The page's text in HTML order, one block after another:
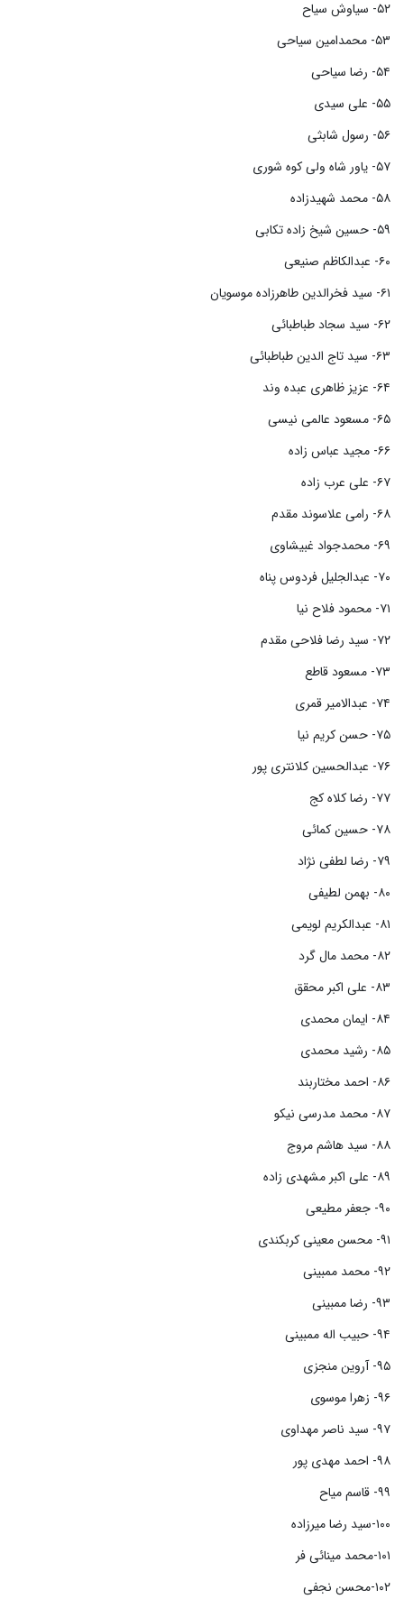
۵۲- سیاوش سیاح
۵۳- محمدامین سیاحی
۵۴- رضا سیاحی
۵۵- علی سیدی
۵۶- رسول شابثی
۵۷- یاور شاه ولی کوه شوری
۵۸- محمد شهیدزاده
۵۹- حسین شیخ زاده تکابی
۶۰- عبدالکاظم صنیعی
۶۱- سید فخرالدین طاهرزاده موسویان
۶۲- سید سجاد طباطبائی
۶۳- سید تاج الدین طباطبائی
۶۴- عزیز ظاهری عبده وند
۶۵- مسعود عالمی نیسی
۶۶- مجید عباس زاده
۶۷- علی عرب زاده
۶۸- رامی علاسوند مقدم
۶۹- محمدجواد غبیشاوی
۷۰- عبدالجلیل فردوس پناه
۷۱- محمود فلاح نیا
۷۲- سید رضا فلاحی مقدم
۷۳- مسعود قاطع
۷۴- عبدالامیر قمری
۷۵- حسن کریم نیا
۷۶- عبدالحسین کلانتری پور
۷۷- رضا کلاه کج
۷۸- حسین کمائی
۷۹- رضا لطفی نژاد
۸۰- بهمن لطیفی
۸۱- عبدالکریم لویمی
۸۲- محمد مال گرد
۸۳- علی اکبر محقق
۸۴- ایمان محمدی
۸۵- رشید محمدی
۸۶- احمد مختاربند
۸۷- محمد مدرسی نیکو
۸۸- سید هاشم مروج
۸۹- علی اکبر مشهدی زاده
۹۰- جعفر مطیعی
۹۱- محسن معینی کربکندی
۹۲- محمد ممبینی
۹۳- رضا ممبینی
۹۴- حبیب اله ممبینی
۹۵- آروین منجزی
۹۶- زهرا موسوی
۹۷- سید ناصر مهداوی
۹۸- احمد مهدی پور
۹۹- قاسم میاح
۱۰۰-سید رضا میرزاده
۱۰۱-محمد مینائی فر
۱۰۲-محسن نجفی